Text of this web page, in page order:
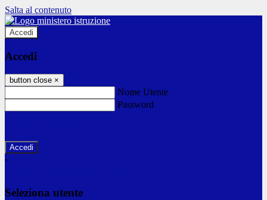
Salta al contenuto
Accedi
Accedi
button close ×
Nome Utente
Password
-
Seleziona utente